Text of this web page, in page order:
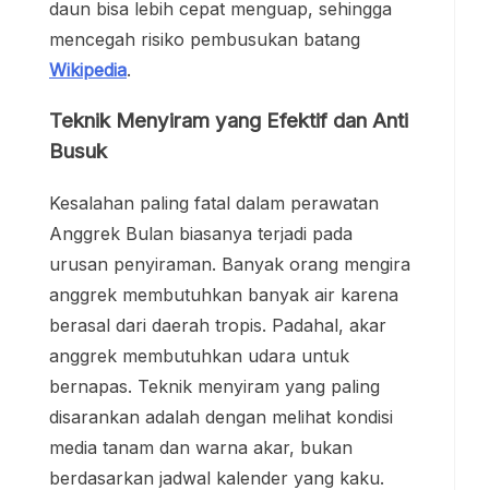
daun bisa lebih cepat menguap, sehingga
mencegah risiko pembusukan batang
Wikipedia.
Teknik Menyiram yang Efektif dan Anti
Busuk
Kesalahan paling fatal dalam perawatan
Anggrek Bulan biasanya terjadi pada
urusan penyiraman. Banyak orang mengira
anggrek membutuhkan banyak air karena
berasal dari daerah tropis. Padahal, akar
anggrek membutuhkan udara untuk
bernapas. Teknik menyiram yang paling
disarankan adalah dengan melihat kondisi
media tanam dan warna akar, bukan
berdasarkan jadwal kalender yang kaku.